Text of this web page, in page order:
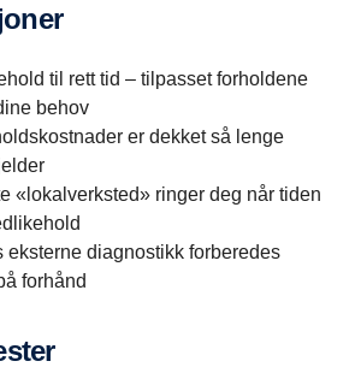
til rett tid – tilpasset forholdene
behov
er dekket så lenge
«lokalverksted» ringer deg når tiden
eksterne diagnostikk forberedes
forhånd